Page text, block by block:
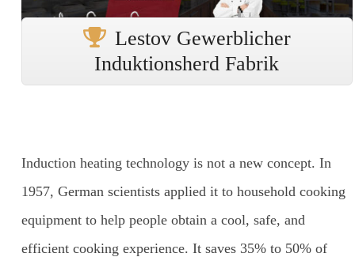
Lestov Gewerblicher
Induktionsherd Fabrik
Induction heating technology is not a new concept. In
1957, German scientists applied it to household cooking
equipment to help people obtain a cool, safe, and
efficient cooking experience. It saves 35% to 50% of